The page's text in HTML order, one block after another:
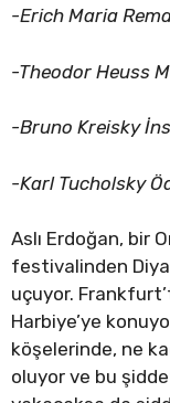
-Erich Maria
-Theodor Heuss
-Bruno Kreisky
-Karl Tucholsky
Aslı Erdoğan, bir
festivalinden
uçuyor.
Harbiye’ye
köşelerinde, ne
oluyor ve bu